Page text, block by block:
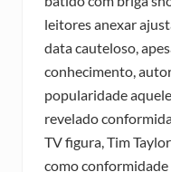
leitores anexar
data cauteloso,
conhecimento,
popularidade
revelado
TV figura, Tim
como